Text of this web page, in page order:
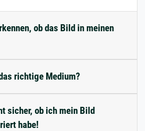
ob das Bild in meinen
richtige Medium?
sicher, ob ich mein Bild
habe!